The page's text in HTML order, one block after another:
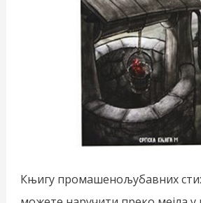
Књигу промашенољубавних